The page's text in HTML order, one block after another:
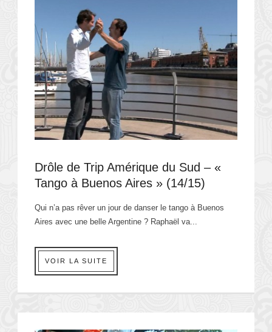
Drôle de Trip Amérique du Sud – «
Tango à Buenos Aires » (14/15)
Qui n’a pas rêver un jour de danser le tango à Buenos
Aires avec une belle Argentine ? Raphaël va...
VOIR LA SUITE